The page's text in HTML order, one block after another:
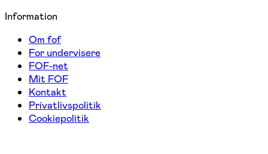
Information
Om fof
For undervisere
FOF-net
Mit FOF
Kontakt
Privatlivspolitik
Cookiepolitik